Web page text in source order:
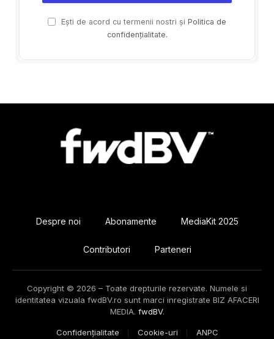
Ești de acord cu termenii nostri și Politica de
confidențialitate.
Despre noi Abonamente MediaKit 2025
Contributori Parteneri
Copyright © 2026 – Toate drepturile rezervate. Numele si
identitatea vizuala fwdBV.ro sunt marci inregistrate BIZ AFACERI
MEDIA. fwdBV.
Confidențialitate Cookie-uri ANPC